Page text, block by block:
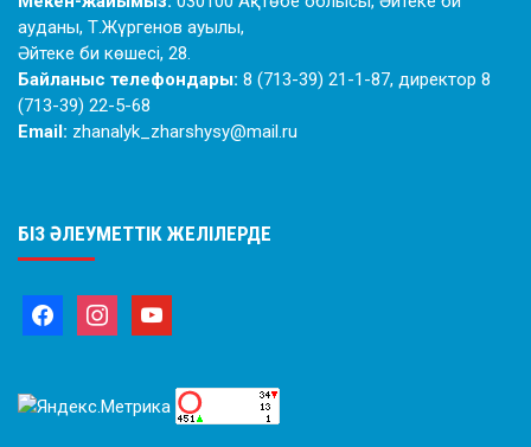
ауданы, Т.Жүргенов ауылы,
Әйтеке би көшесі, 28.
Байланыс телефондары: 8 (713-39) 21-1-87, директор 8
(713-39) 22-5-68
Email: zhanalyk_zharshysy@mail.ru
БІЗ ӘЛЕУМЕТТІК ЖЕЛІЛЕРДЕ